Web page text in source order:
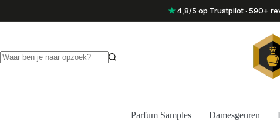
★4,8/5 op Trustpilot · 590+
Parfum Samples Damesgeuren